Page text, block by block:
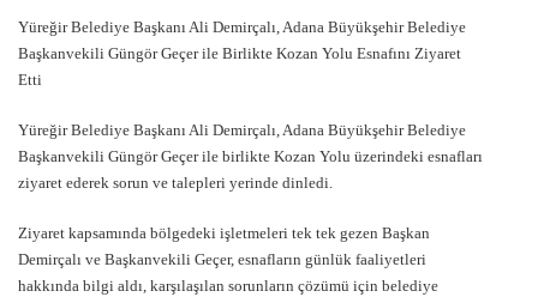
Yüreğir Belediye Başkanı Ali Demirçalı, Adana Büyükşehir Belediye
Başkanvekili Güngör Geçer ile Birlikte Kozan Yolu Esnafını Ziyaret
Etti
Yüreğir Belediye Başkanı Ali Demirçalı, Adana Büyükşehir Belediye
Başkanvekili Güngör Geçer ile birlikte Kozan Yolu üzerindeki esnafları
ziyaret ederek sorun ve talepleri yerinde dinledi.
Ziyaret kapsamında bölgedeki işletmeleri tek tek gezen Başkan
Demirçalı ve Başkanvekili Geçer, esnafların günlük faaliyetleri
hakkında bilgi aldı, karşılaşılan sorunların çözümü için belediye